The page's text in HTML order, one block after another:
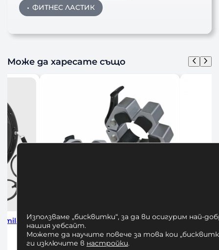
ФИТНЕС ЛАСТИК
Може да харесате също
за
Алуминиеви Заключващи Скоби за
Олимпийски Лост 50 мм
30,68€/ 60,00 лв.
Бухалка-
Използваме „бисквитки“, за да ви осигурим най-
нашия уебсайт.
Можете да научите повече за това кои
ги изключите в настройки.